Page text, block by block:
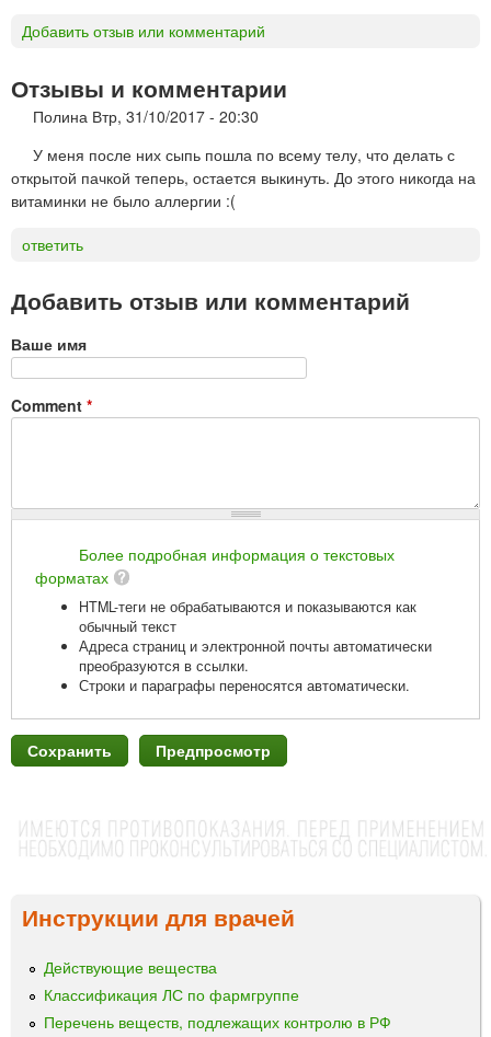
Добавить отзыв или комментарий
Отзывы и комментарии
Полина Втр, 31/10/2017 - 20:30
У меня после них сыпь пошла по всему телу, что делать с
открытой пачкой теперь, остается выкинуть. До этого никогда на
витаминки не было аллергии :(
ответить
Добавить отзыв или комментарий
Ваше имя
Comment *
Более подробная информация о текстовых
форматах
HTML-теги не обрабатываются и показываются как
обычный текст
Адреса страниц и электронной почты автоматически
преобразуются в ссылки.
Строки и параграфы переносятся автоматически.
Инструкции для врачей
Действующие вещества
Классификация ЛС по фармгруппе
Перечень веществ, подлежащих контролю в РФ